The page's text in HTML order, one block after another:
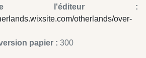
l'éditeur :
otherlands/over-
papier : 300